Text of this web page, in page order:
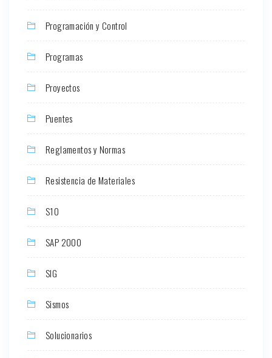
Programación y Control
Programas
Proyectos
Puentes
Reglamentos y Normas
Resistencia de Materiales
S10
SAP 2000
SIG
Sismos
Solucionarios